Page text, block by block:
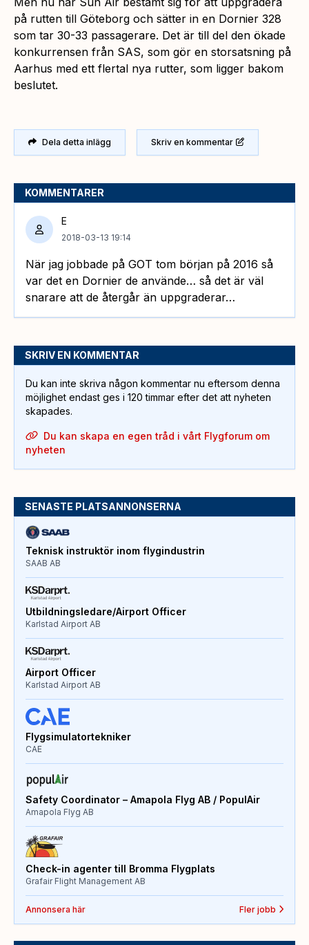
på rutten till Göteborg och sätter in en Dornier 328
som tar 30-33 passagerare. Det är till del den ökade
konkurrensen från SAS, som gör en storsatsning på
Aarhus med ett flertal nya rutter, som ligger bakom
beslutet.
Dela detta inlägg Skriv en kommentar
KOMMENTARER
E
2018-03-13 19:14
När jag jobbade på GOT tom början på 2016 så
var det en Dornier de använde… så det är väl
snarare att de återgår än uppgraderar…
SKRIV EN KOMMENTAR
Du kan inte skriva någon kommentar nu eftersom denna
möjlighet endast ges i 120 timmar efter det att nyheten
skapades.
Du kan skapa en egen tråd i vårt Flygforum om
nyheten
SENASTE PLATSANNONSERNA
Teknisk instruktör inom flygindustrin
SAAB AB
Utbildningsledare/Airport Officer
Karlstad Airport AB
Airport Officer
Karlstad Airport AB
Flygsimulatortekniker
CAE
Safety Coordinator – Amapola Flyg AB / PopulAir
Amapola Flyg AB
Check-in agenter till Bromma Flygplats
Grafair Flight Management AB
Annonsera här Fler jobb